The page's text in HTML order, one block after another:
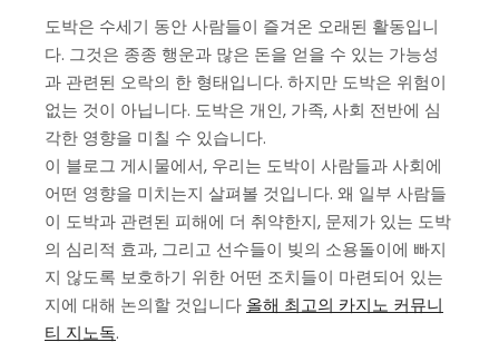
도박은 수세기 동안 사람들이 즐겨온 오래된 활동입니
다. 그것은 종종 행운과 많은 돈을 얻을 수 있는 가능성
과 관련된 오락의 한 형태입니다. 하지만 도박은 위험이
없는 것이 아닙니다. 도박은 개인, 가족, 사회 전반에 심
각한 영향을 미칠 수 있습니다.
이 블로그 게시물에서, 우리는 도박이 사람들과 사회에
어떤 영향을 미치는지 살펴볼 것입니다. 왜 일부 사람들
이 도박과 관련된 피해에 더 취약한지, 문제가 있는 도박
의 심리적 효과, 그리고 선수들이 빚의 소용돌이에 빠지
지 않도록 보호하기 위한 어떤 조치들이 마련되어 있는
지에 대해 논의할 것입니다 올해 최고의 카지노 커뮤니
티 지노독.